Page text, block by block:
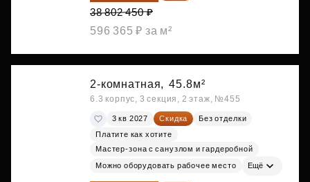
38 802 450 ₽
596 365 ₽ за м²
2-комнатная, 45.8м²
6.3 корпус, 3 секция, 2 этаж, №455
3 кв 2027 Скидка
Без отделки
Платите как хотите
Мастер-зона с санузлом и гардеробной
Можно оборудовать рабочее место Ещё